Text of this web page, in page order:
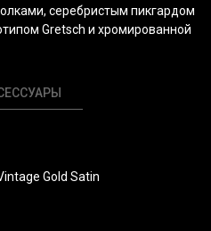
серебристым пикгардом
Gretsch и хромированной
Gold Satin